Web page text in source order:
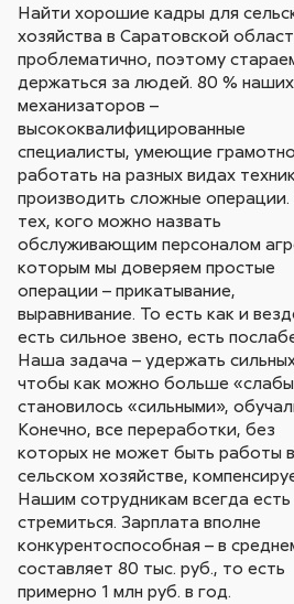
Найти хорошие кадры для
хозяйства в Саратовской
проблематично, поэтому
держаться за людей. 80 % наших
механизаторов –
высококвалифицированные
специалисты, умеющие грамотно
работать на разных видах
производить сложные операции.
тех, кого можно назвать
обслуживающим персоналом
которым мы доверяем простые
операции – прикатывание,
выравнивание. То есть как и
есть сильное звено, есть
Наша задача – удержать
чтобы как можно больше
становилось «сильными»,
Конечно, все переработки, без
которых не может быть работы в
сельском хозяйстве,
Нашим сотрудникам всегда есть
стремиться. Зарплата вполне
конкурентоспособная – в
составляет 80 тыс. руб., то есть
примерно 1 млн руб. в год.